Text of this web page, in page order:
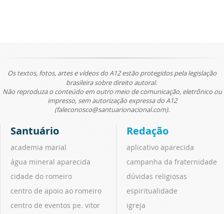
Os textos, fotos, artes e vídeos do A12 estão protegidos pela legislação
brasileira sobre direito autoral.
Não reproduza o conteúdo em outro meio de comunicação, eletrônico ou
impresso, sem autorização expressa do A12
(faleconosco@santuarionacional.com).
Santuário
academia marial
água mineral aparecida
cidade do romeiro
centro de apoio ao romeiro
centro de eventos pe. vitor
Redação
aplicativo aparecida
campanha da fraternidade
dúvidas religiosas
espiritualidade
igreja